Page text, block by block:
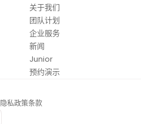
关于我们
团队计划
企业服务
新闻
Junior
预约演示
隐私政策条款